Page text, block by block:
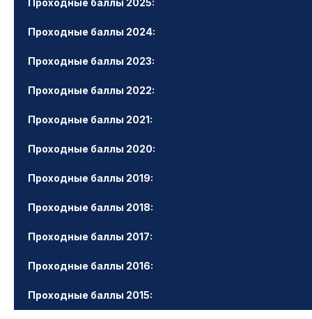
Проходные баллы 2025:
Проходные баллы 2024:
Проходные баллы 2023:
Проходные баллы 2022:
Проходные баллы 2021:
Проходные баллы 2020:
Проходные баллы 2019:
Проходные баллы 2018:
Проходные баллы 2017:
Проходные баллы 2016:
Проходные баллы 2015: